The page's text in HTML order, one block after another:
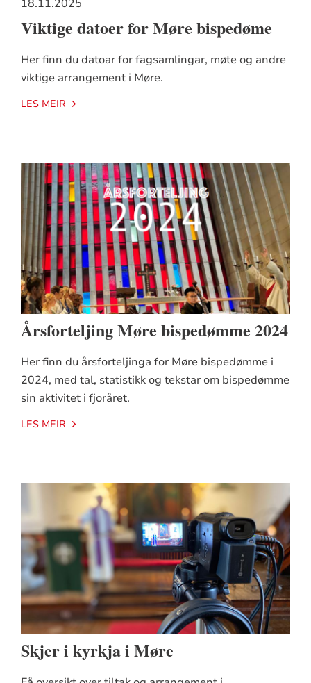
18.11.2025
Viktige datoer for Møre bispedøme
Her finn du datoar for fagsamlingar, møte og andre
viktige arrangement i Møre.
LES MEIR
Årsforteljing Møre bispedømme 2024
Her finn du årsforteljinga for Møre bispedømme i
2024, med tal, statistikk og tekstar om bispedømme
sin aktivitet i fjoråret.
LES MEIR
Skjer i kyrkja i Møre